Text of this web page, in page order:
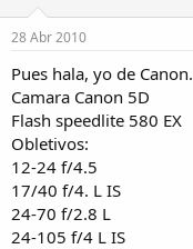
28 Abr 2010
Pues hala, yo de Canon.
Camara Canon 5D
Flash speedlite 580 EX
Obletivos:
12-24 f/4.5
17/40 f/4. L IS
24-70 f/2.8 L
24-105 f/4 L IS